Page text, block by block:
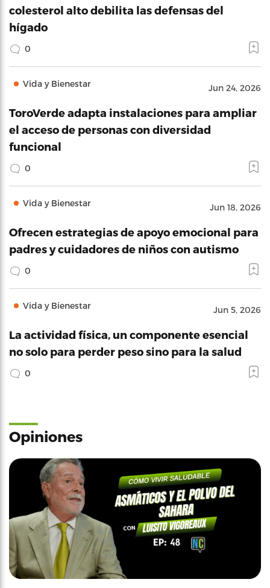
colesterol alto debilita las defensas del
hígado
0
Vida y Bienestar Jun 24, 2026
ToroVerde adapta instalaciones para ampliar
el acceso de personas con diversidad
funcional
0
Vida y Bienestar Jun 18, 2026
Ofrecen estrategias de apoyo emocional para
padres y cuidadores de niños con autismo
0
Vida y Bienestar Jun 5, 2026
La actividad física, un componente esencial
no solo para perder peso sino para la salud
0
Opiniones